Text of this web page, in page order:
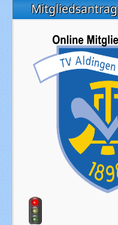
Mitgliedsantrag